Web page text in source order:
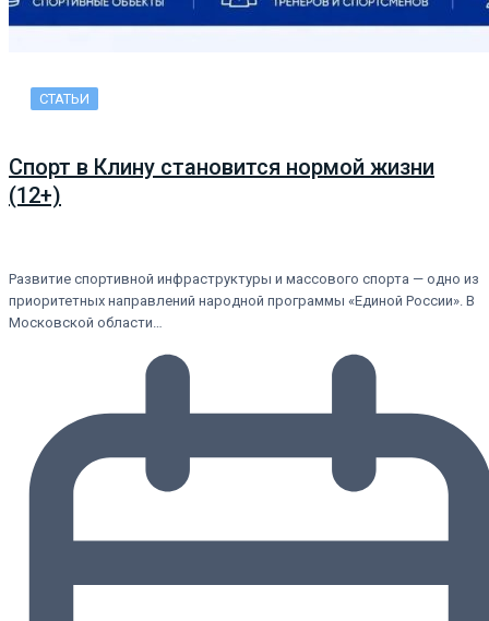
СТАТЬИ
Спорт в Клину становится нормой жизни
(12+)
Развитие спортивной инфраструктуры и массового спорта — одно из
приоритетных направлений народной программы «Единой России». В
Московской области…